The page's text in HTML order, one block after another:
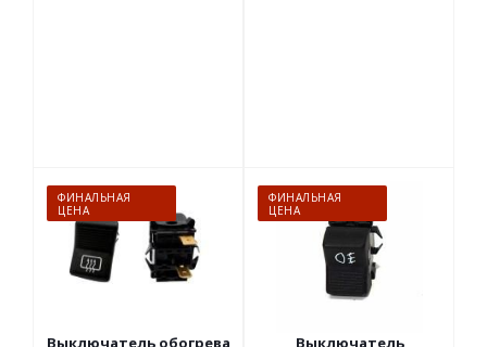
ФИНАЛЬНАЯ
ЦЕНА
Выключатель обогрева
ФИНАЛЬНАЯ
ЦЕНА
Выключатель